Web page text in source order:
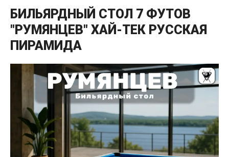
БИЛЬЯРДНЫЙ СТОЛ 7 ФУТОВ
"РУМЯНЦЕВ" ХАЙ-ТЕК РУССКАЯ
ПИРАМИДА